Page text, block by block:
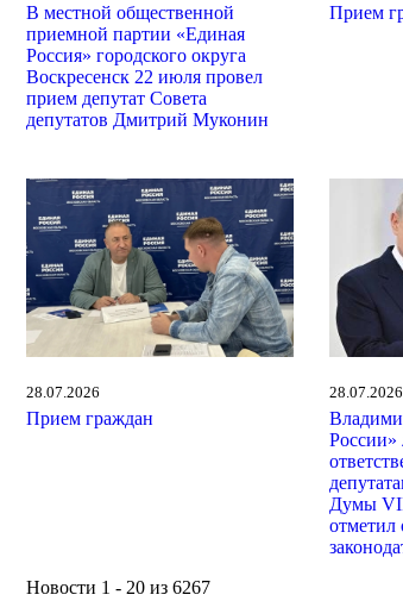
В местной общественной
приемной партии «Единая
Россия» городского округа
Воскресенск 22 июля провел
прием депутат Совета
депутатов Дмитрий Муконин
Прием
28.07.2026
Прием граждан
28.07.2026
России»
Думы
отметил
Новости 1 - 20 из 6267